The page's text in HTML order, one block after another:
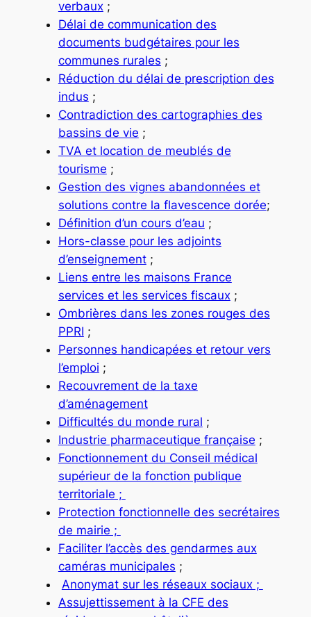
verbaux;
Délai de communication des
documents budgétaires pour les
communes rurales ;
Réduction du délai de prescription des
indus ;
Contradiction des cartographies des
bassins de vie ;
TVA et location de meublés de
tourisme ;
Gestion des vignes abandonnées et
solutions contre la flavescence dorée;
Définition d’un cours d’eau ;
Hors-classe pour les adjoints
d’enseignement;
Liens entre les maisons France
services et les services fiscaux;
Ombrières dans les zones rouges des
PPRI ;
Personnes handicapées et retour vers
l’emploi ;
Recouvrement de la taxe
d’aménagement
Difficultés du monde rural ;
Industrie pharmaceutique française ;
Fonctionnement du Conseil médical
supérieur de la fonction publique
territoriale ;
Protection fonctionnelle des secrétaires
de mairie ;
Faciliter l’accès des gendarmes aux
caméras municipales ;
Anonymat sur les réseaux sociaux ;
Assujettissement à la CFE des